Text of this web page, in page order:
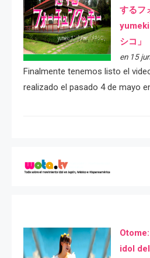
するフ
yumeki
シコ」
en 15
Finalmente tenemos listo el
realizado el pasado 4 de mayo
idol